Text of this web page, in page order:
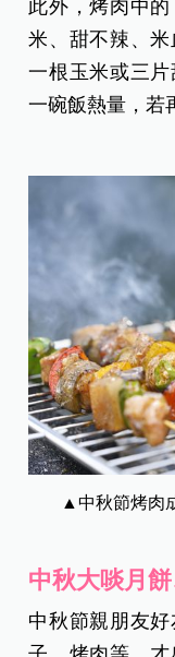
此外，烤肉中
米、甜不辣、米
一根玉米或三
一碗飯熱量，若
▲中秋節烤肉
中秋大啖月
中秋節親朋友